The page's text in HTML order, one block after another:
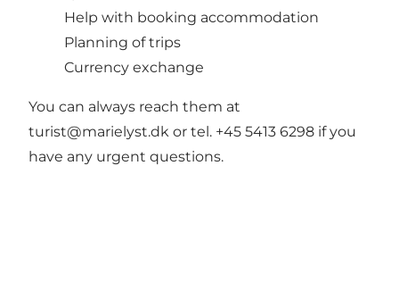
Help with booking accommodation
Planning of trips
Currency exchange
You can always reach them at
turist@marielyst.dk or tel. +45 5413 6298 if you
have any urgent questions.